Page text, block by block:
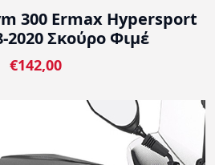
300 Ermax Hypersport
2020 Σκούρο Φιμέ
€142,00